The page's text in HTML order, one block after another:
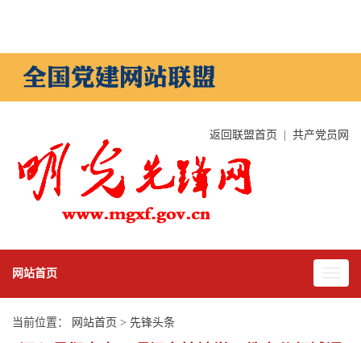
返回联盟首页 共产党员网
网站首页
当前位置： 网站首页 > 先锋头条